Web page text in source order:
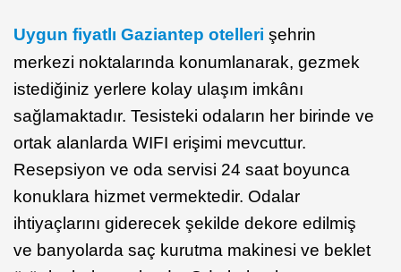
Uygun fiyatlı Gaziantep otelleri şehrin
merkezi noktalarında konumlanarak, gezmek
istediğiniz yerlere kolay ulaşım imkânı
sağlamaktadır. Tesisteki odaların her birinde ve
ortak alanlarda WIFI erişimi mevcuttur.
Resepsiyon ve oda servisi 24 saat boyunca
konuklara hizmet vermektedir. Odalar
ihtiyaçlarını giderecek şekilde dekore edilmiş
ve banyolarda saç kurutma makinesi ve beklet